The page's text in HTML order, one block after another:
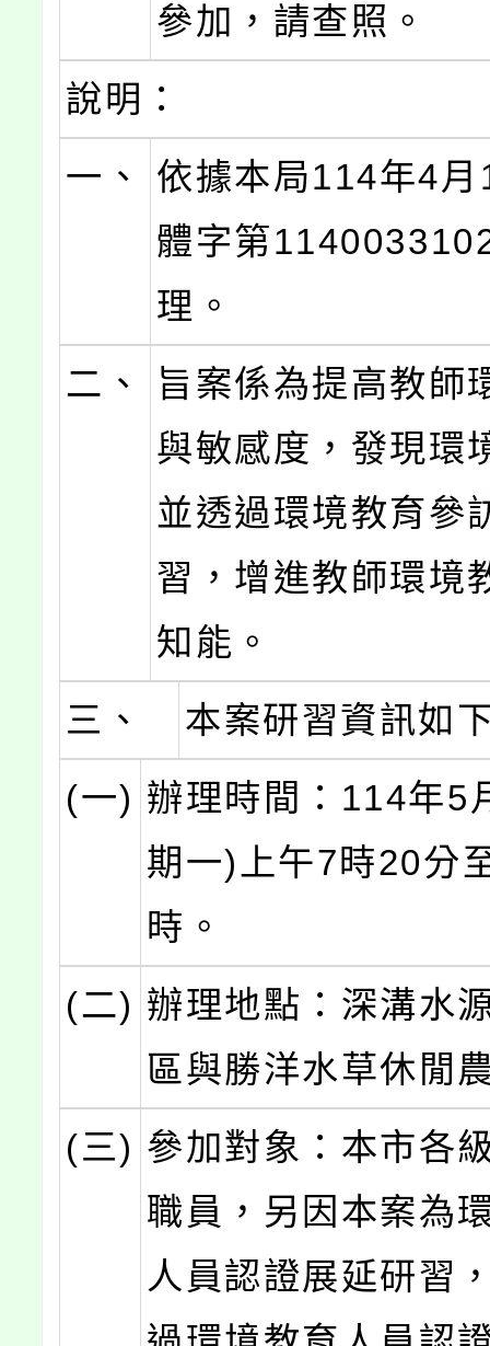
參加，請查照。
說明：
一、
依據本局114年4
體字第
理。
二、
旨案係為提高教師
與敏感度，發現環
並透過環境教育參
習，增進教師環境
知能。
三、
本案研習資訊如
(一) 辦理時間：114年5
期一)上午7時20分
時。
(二) 辦理地點：深溝水
區與勝洋水草休閒
(三) 參加對象：本市各
職員，另因本案為
人員認證展延研習